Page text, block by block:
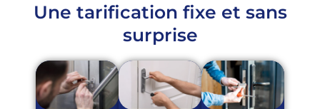
Une tarification fixe et sans
surprise